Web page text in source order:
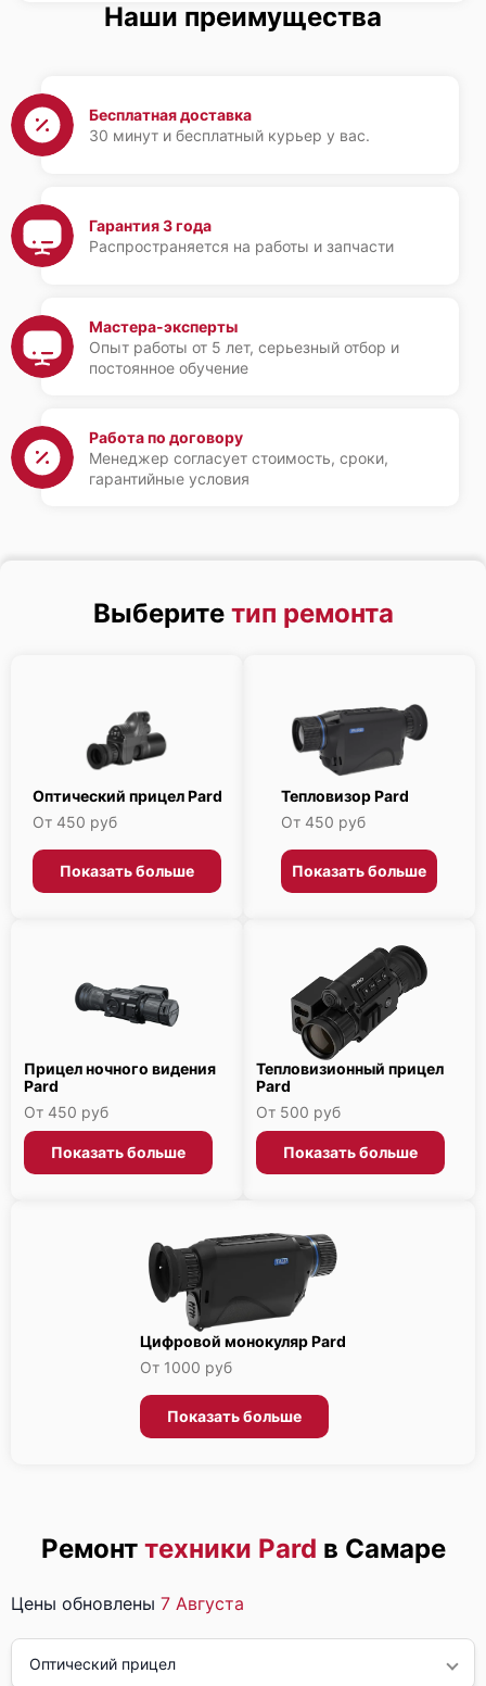
Наши преимущества
Бесплатная доставка
30 минут и бесплатный курьер у вас.
Гарантия 3 года
Распространяется на работы и запчасти
Мастера-эксперты
Опыт работы от 5 лет, серьезный отбор и
постоянное обучение
Работа по договору
Менеджер согласует стоимость, сроки,
гарантийные условия
Выберите тип ремонта
Оптический прицел Pard
От 450 руб
Показать больше
Тепловизор Pard
От 450 руб
Показать больше
Прицел ночного видения
Pard
От 450 руб
Показать больше
Тепловизионный прицел
Pard
От 500 руб
Показать больше
Цифровой монокуляр Pard
От 1000 руб
Показать больше
Ремонт техники Pard в Самаре
Цены обновлены 7 Августа
Оптический прицел